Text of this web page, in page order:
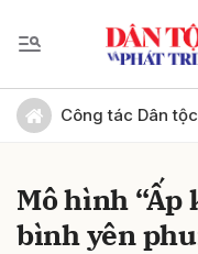
Công tác Dân tộc
Mô hình “Ấp
bình yên
Gửi bình luận